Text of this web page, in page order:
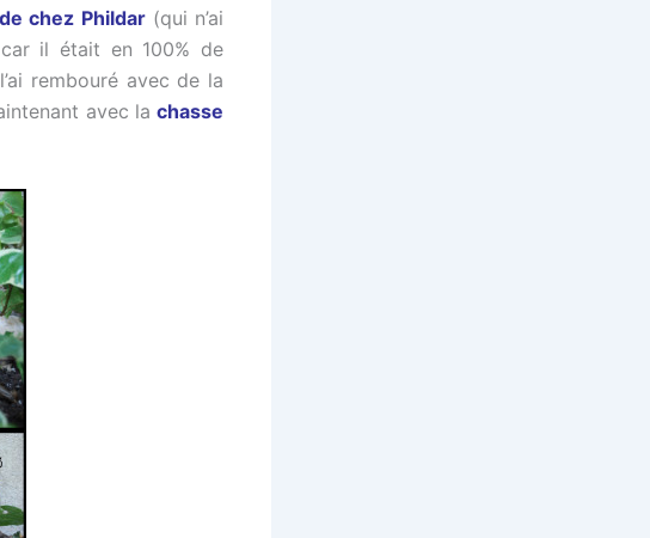
chez Phildar(qui n’ai
il était en 100% de
rembouré avec de la
avec la chasse